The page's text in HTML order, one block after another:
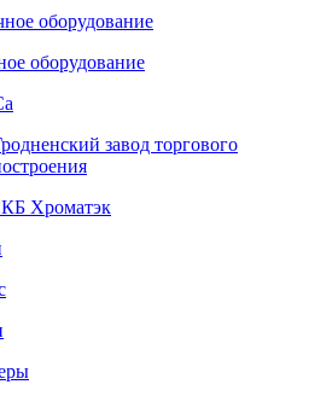
оборудование
оборудование
завод торгового
Хроматэк